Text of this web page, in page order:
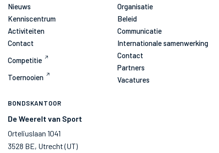
Nieuws
Kenniscentrum
Activiteiten
Contact
Competitie
Toernooien
Organisatie
Beleid
Communicatie
Internationale samenwerking
Contact
Partners
Vacatures
BONDSKANTOOR
De Weerelt van Sport
Orteliuslaan 1041
3528 BE, Utrecht (UT)